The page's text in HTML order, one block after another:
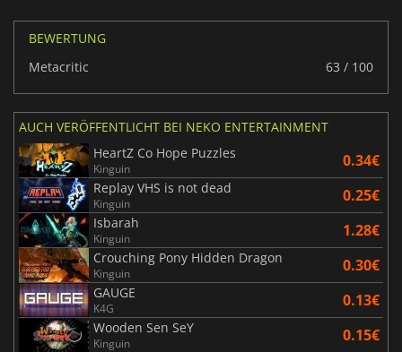
BEWERTUNG
Metacritic
63 / 100
AUCH VERÖFFENTLICHT BEI NEKO ENTERTAINMENT
HeartZ Co Hope Puzzles
Kinguin 0.34€
Replay VHS is not dead
Kinguin 0.25€
Isbarah
Kinguin 1.28€
Crouching Pony Hidden Dragon
Kinguin 0.30€
GAUGE
K4G 0.13€
Wooden Sen SeY
Kinguin 0.15€